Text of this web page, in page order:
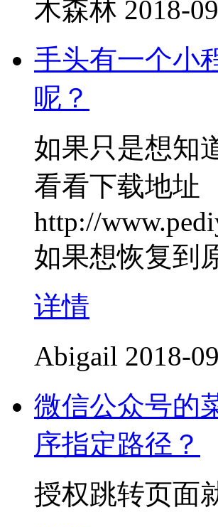
木森林 2018-
手头有一个小
呢？
如果只是想知
看看下载地址
http://
如果想恢复到
详情
Abigail 2018-
微信公众号的
序指定路径？
授权跳转页面